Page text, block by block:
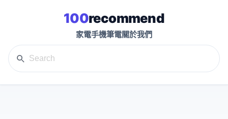
100recommend
家電手機筆電關於我們